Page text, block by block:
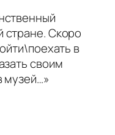
стране. Скоро
в
своим
музей…»